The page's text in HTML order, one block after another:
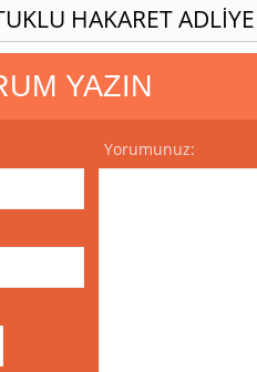
HAKARETADLİYE
YAZIN
Yorumunuz: